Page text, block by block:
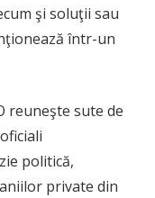
şi soluţii sau
într-un
reuneşte sute de
politică,
private din